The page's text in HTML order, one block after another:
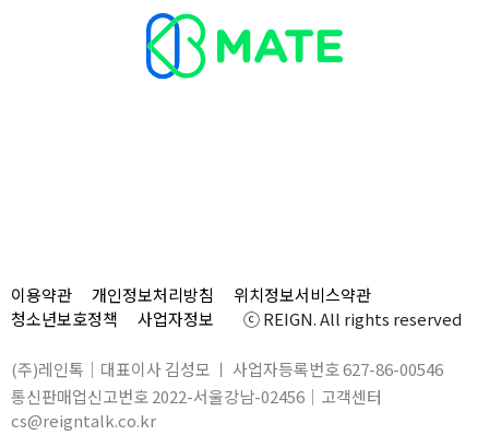
이용약관 개인정보처리방침
위치정보서비스약관
청소년보호정책
사업자정보 ⓒ REIGN. All rights reserved
(주)레인톡｜대표이사 김성모 ㅣ 사업자등록번호 627-86-00546
통신판매업신고번호 2022-서울강남-02456｜고객센터
cs@reigntalk.co.kr